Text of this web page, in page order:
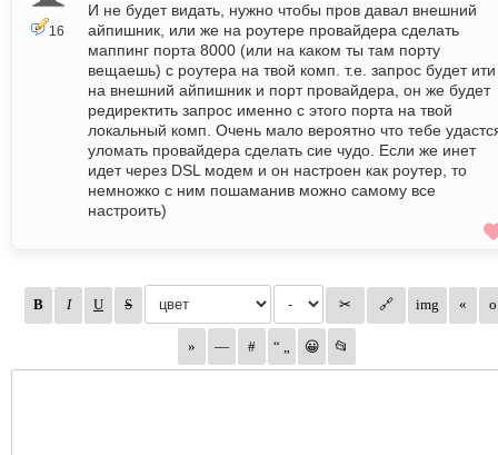
16
И не будет видать, нужно чтобы пров давал внешний
айпишник, или же на роутере провайдера сделать
маппинг порта 8000 (или на каком ты там порту
вещаешь) с роутера на твой комп. т.е. запрос будет ити
на внешний айпишник и порт провайдера, он же будет
редиректить запрос именно с этого порта на твой
локальный комп. Очень мало вероятно что тебе
уломать провайдера сделать сие чудо. Если же инет
идет через DSL модем и он настроен как роутер, то
немножко с ним пошаманив можно самому все
настроить)